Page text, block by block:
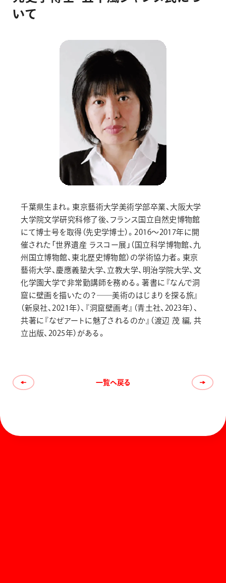
いて
千葉県生まれ。東京藝術大学美術学部卒業、大阪大学
大学院文学研究科修了後、フランス国立自然史博物館
にて博士号を取得（先史学博士）。2016〜2017年に開
催された「世界遺産 ラスコー展」（国立科学博物館、九
州国立博物館、東北歴史博物館）の学術協力者。東京
藝術大学、慶應義塾大学、立教大学、明治学院大学、文
化学園大学で非常勤講師を務める。著書に『なんで洞
窟に壁画を描いたの？――美術のはじまりを探る旅』
（新泉社、2021年）、『洞窟壁画考』（青土社、2023年）、
共著に『なぜアートに魅了されるのか』（渡辺 茂 編, 共
立出版、2025年）がある。
一覧へ戻る